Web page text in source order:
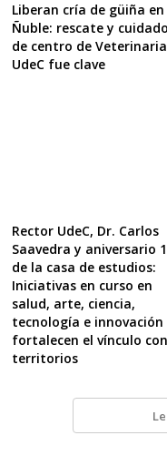
Liberan cría de güiña en
Ñuble: rescate y
de centro de Veterinaria
UdeC fue clave
Rector UdeC, Dr. Carlos
Saavedra y aniversario
de la casa de estudios:
Iniciativas en curso en
salud, arte, ciencia,
tecnología e innovación
fortalecen el vínculo
territorios